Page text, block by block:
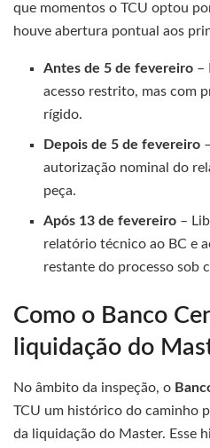
que momentos o TCU optou
houve abertura pontual aos
Antes de 5 de fevereiro –
acesso restrito, mas com
rígido.
Depois de 5 de fevereiro
autorização nominal do
peça.
Após 13 de fevereiro –
relatório técnico ao BC e
restante do processo sob
Como o Banco
liquidação do
No âmbito da inspeção, o
TCU um histórico do caminho
da liquidação do Master. Esse